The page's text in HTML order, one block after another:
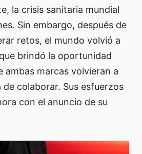
la crisis sanitaria mundial
Sin embargo, después de
retos, el mundo volvió a
brindó la oportunidad
ambas marcas volvieran a
de colaborar. Sus esfuerzos
con el anuncio de su